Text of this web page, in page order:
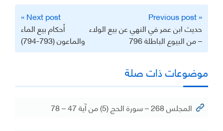
تصفّح
المقالات
« Previous post
حديث ابن عمر في النهي عن بيع الولاء
– من البيوع الباطلة 796
Next post »
أحكام بيع الماء
والماعون (793-794)
موضوعات ذات صلة
المجلس 268 – سورة الحج (5) من آية 47 – 78